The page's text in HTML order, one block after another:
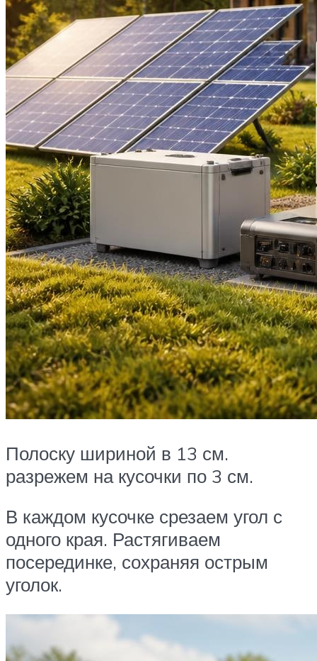
Полоску шириной в 13 см.
разрежем на кусочки по 3 см.
В каждом кусочке срезаем угол с
одного края. Растягиваем
посерединке, сохраняя острым
уголок.